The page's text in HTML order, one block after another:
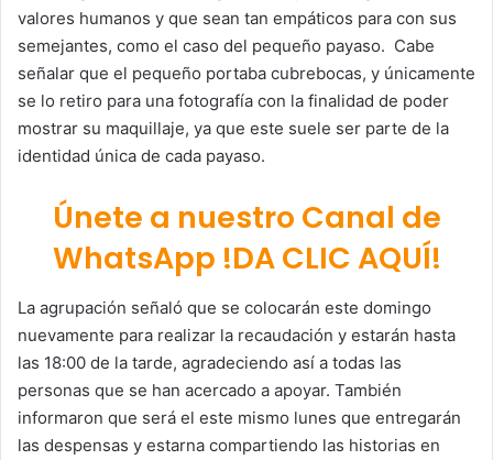
valores humanos y que sean tan empáticos para con sus
semejantes, como el caso del pequeño payaso. Cabe
señalar que el pequeño portaba cubrebocas, y únicamente
se lo retiro para una fotografía con la finalidad de poder
mostrar su maquillaje, ya que este suele ser parte de la
identidad única de cada payaso.
Únete a nuestro Canal de
WhatsApp !DA CLIC AQUÍ!
La agrupación señaló que se colocarán este domingo
nuevamente para realizar la recaudación y estarán hasta
las 18:00 de la tarde, agradeciendo así a todas las
personas que se han acercado a apoyar. También
informaron que será el este mismo lunes que entregarán
las despensas y estarna compartiendo las historias en